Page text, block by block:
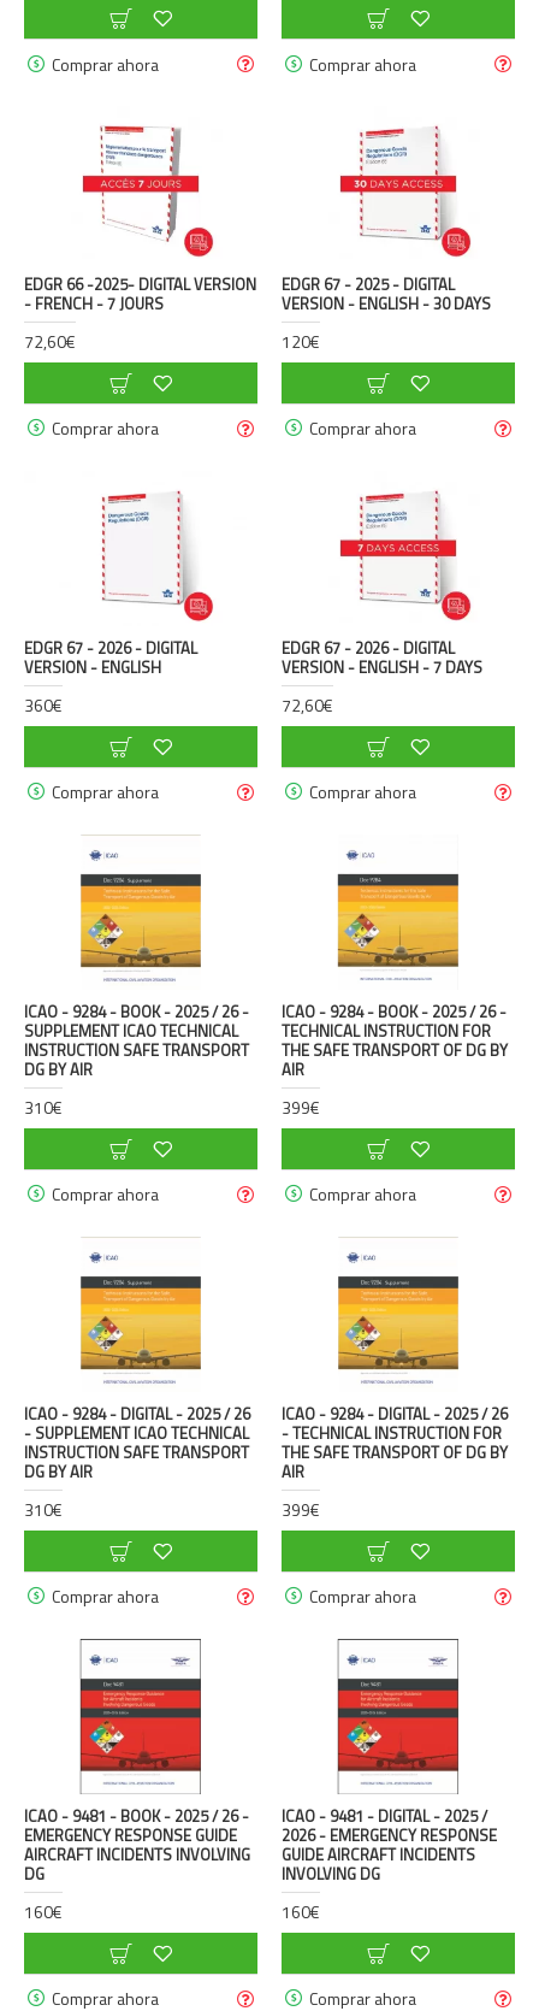
Comprar ahora Comprar ahora
EDGR 66 -2025- DIGITAL VERSION
- FRENCH - 7 JOURS
72,60€
Comprar ahora
EDGR 67 - 2025 - DIGITAL
VERSION - ENGLISH - 30 DAYS
120€
Comprar ahora
EDGR 67 - 2026 - DIGITAL
VERSION - ENGLISH
360€
Comprar ahora
EDGR 67 - 2026 - DIGITAL
VERSION - ENGLISH - 7 DAYS
72,60€
Comprar ahora
ICAO - 9284 - BOOK - 2025 / 26 -
SUPPLEMENT ICAO TECHNICAL
INSTRUCTION SAFE TRANSPORT
DG BY AIR
310€
Comprar ahora
ICAO - 9284 - BOOK - 2025 / 26 -
TECHNICAL INSTRUCTION FOR
THE SAFE TRANSPORT OF DG BY
AIR
399€
Comprar ahora
ICAO - 9284 - DIGITAL - 2025 / 26
- SUPPLEMENT ICAO TECHNICAL
INSTRUCTION SAFE TRANSPORT
DG BY AIR
310€
Comprar ahora
ICAO - 9284 - DIGITAL - 2025 / 26
- TECHNICAL INSTRUCTION FOR
THE SAFE TRANSPORT OF DG BY
AIR
399€
Comprar ahora
ICAO - 9481 - BOOK - 2025 / 26 -
EMERGENCY RESPONSE GUIDE
AIRCRAFT INCIDENTS INVOLVING
DG
160€
Comprar ahora
ICAO - 9481 - DIGITAL - 2025 /
2026 - EMERGENCY RESPONSE
GUIDE AIRCRAFT INCIDENTS
INVOLVING DG
160€
Comprar ahora